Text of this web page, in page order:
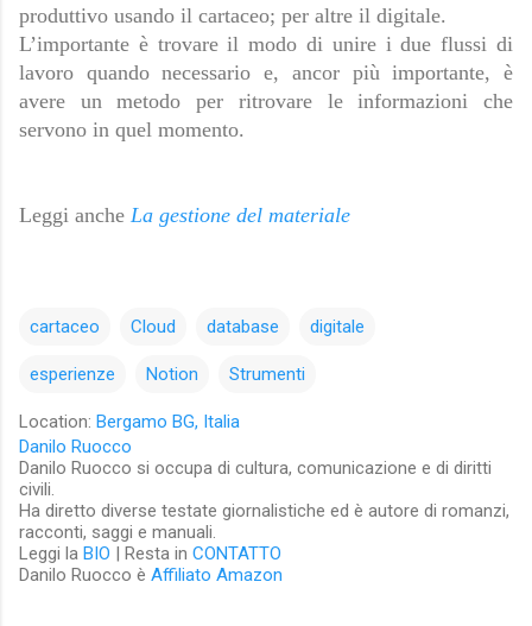
produttivo usando il cartaceo; per altre il digitale.
L’importante è trovare il modo di unire i due flussi di
lavoro quando necessario e, ancor più importante, è
avere un metodo per ritrovare le informazioni che
servono in quel momento.
Leggi anche La gestione del materiale
cartaceo Cloud database digitale
esperienze Notion Strumenti
Location: Bergamo BG, Italia
Danilo Ruocco
Danilo Ruocco si occupa di cultura, comunicazione e di diritti
civili.
Ha diretto diverse testate giornalistiche ed è autore di romanzi,
racconti, saggi e manuali.
Leggi la BIO | Resta in CONTATTO
Danilo Ruocco è Affiliato Amazon